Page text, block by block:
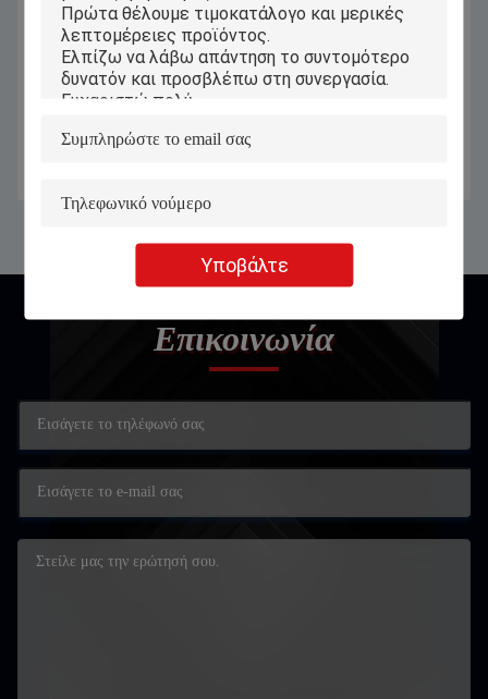
Υποβάλτε
6040 CO2 μηχανή κοπής με λέιζερ
πλεξιγκλάς πλαστικό καουτσούκ
Επικοινωνία